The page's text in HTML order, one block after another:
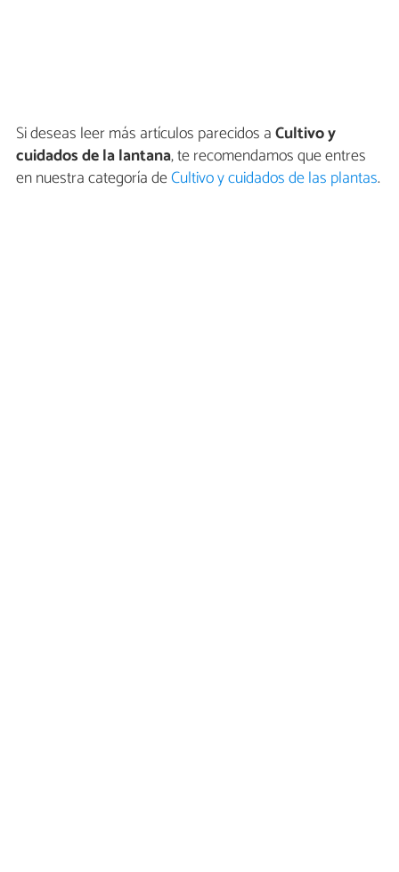
Si deseas leer más artículos parecidos aCultivo y
cuidados de la lantana, te recomendamos que entres
en nuestra categoría deCultivo y cuidados de las plantas.